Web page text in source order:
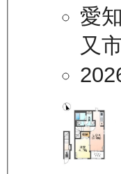
愛
又